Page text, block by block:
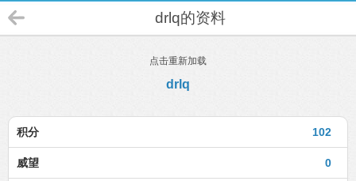
drlq的资料
点击重新加载
drlq
102
积分
0
威望